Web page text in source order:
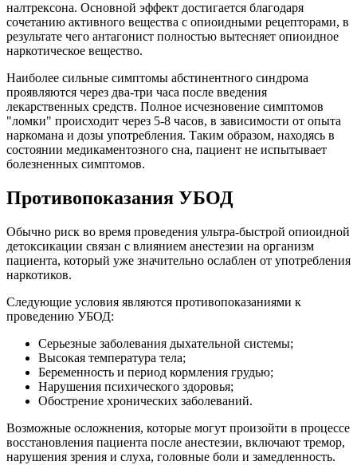
налтрексона. Основной эффект достигается благодаря
сочетанию активного вещества с опиоидными рецепторами, в
результате чего антагонист полностью вытесняет опиоидное
наркотическое вещество.
Наиболее сильные симптомы абстинентного синдрома
проявляются через два-три часа после введения
лекарственных средств. Полное исчезновение симптомов
"ломки" происходит через 5-8 часов, в зависимости от опыта
наркомана и дозы употребления. Таким образом, находясь в
состоянии медикаментозного сна, пациент не испытывает
болезненных симптомов.
Противопоказания УБОД
Обычно риск во время проведения ультра-быстрой опиоидной
детоксикации связан с влиянием анестезии на организм
пациента, который уже значительно ослаблен от употребления
наркотиков.
Следующие условия являются противопоказаниями к
проведению УБОД:
Серьезные заболевания дыхательной системы;
Высокая температура тела;
Беременность и период кормления грудью;
Нарушения психического здоровья;
Обострение хронических заболеваний.
Возможные осложнения, которые могут произойти в процессе
восстановления пациента после анестезии, включают тремор,
нарушения зрения и слуха, головные боли и замедленность.